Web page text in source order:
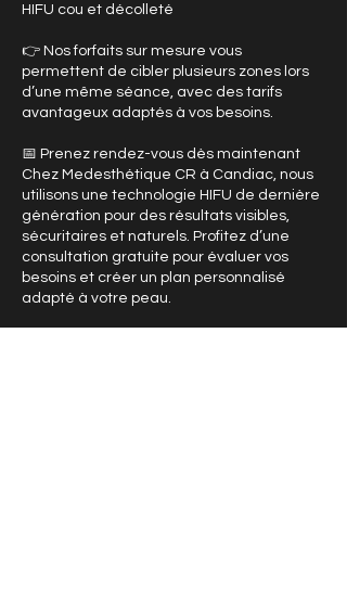
HIFU cou et décolleté
👉 Nos forfaits sur mesure vous
permettent de cibler plusieurs zones lors
d’une même séance, avec des tarifs
avantageux adaptés à vos besoins.
📅 Prenez rendez-vous dès maintenant
Chez Medesthétique CR à Candiac, nous
utilisons une technologie HIFU de dernière
génération pour des résultats visibles,
sécuritaires et naturels. Profitez d’une
consultation gratuite pour évaluer vos
besoins et créer un plan personnalisé
adapté à votre peau.